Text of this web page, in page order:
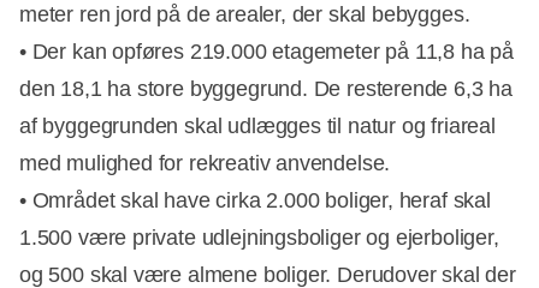
meter ren jord på de arealer, der skal bebygges.
• Der kan opføres 219.000 etagemeter på 11,8 ha på
den 18,1 ha store byggegrund. De resterende 6,3 ha
af byggegrunden skal udlægges til natur og friareal
med mulighed for rekreativ anvendelse.
• Området skal have cirka 2.000 boliger, heraf skal
1.500 være private udlejningsboliger og ejerboliger,
og 500 skal være almene boliger. Derudover skal der